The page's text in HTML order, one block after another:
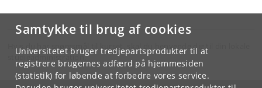
Samtykke til brug af cookies
Universitetet bruger tredjepartsprodukter til at
registrere brugernes adfærd på hjemmesiden
(statistik) for løbende at forbedre vores service.
Hvis du har spørgsmål til kurset, skal du henvende dig til din lokale
studieadministration.